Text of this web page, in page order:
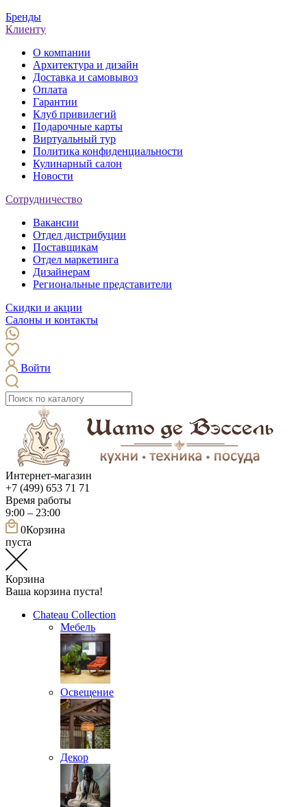
Бренды
Клиенту
О компании
Архитектура и дизайн
Доставка и самовывоз
Оплата
Гарантии
Клуб привилегий
Подарочные карты
Виртуальный тур
Политика конфиденциальности
Кулинарный салон
Новости
Сотрудничество
Вакансии
Отдел дистрибуции
Поставщикам
Отдел маркетинга
Дизайнерам
Региональные представители
Скидки и акции
Салоны и контакты
Войти
Интернет-магазин
+7 (499) 653 71 71
Время работы
9:00 – 23:00
0Корзина
пуста
Корзина
Ваша корзина пуста!
Chateau Collection
Мебель
Освещение
Декор